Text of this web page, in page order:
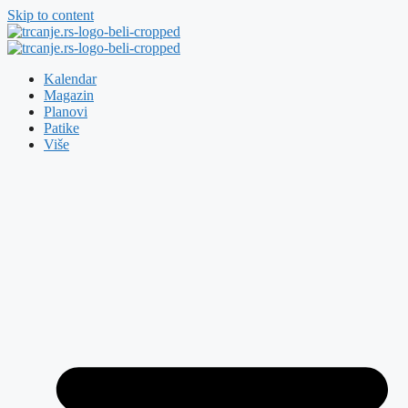
Skip to content
Kalendar
Magazin
Planovi
Patike
Više